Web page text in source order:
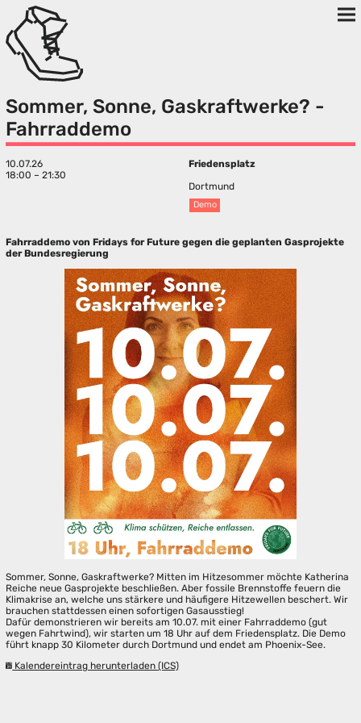
Sommer, Sonne, Gaskraftwerke? -
Fahrraddemo
10.07.26
18:00 – 21:30
Friedensplatz
Dortmund
Demo
Fahrraddemo von Fridays for Future gegen die geplanten Gasprojekte
der Bundesregierung
Sommer, Sonne, Gaskraftwerke? Mitten im Hitzesommer möchte Katherina
Reiche neue Gasprojekte beschließen. Aber fossile Brennstoffe feuern die
Klimakrise an, welche uns stärkere und häufigere Hitzewellen beschert. Wir
brauchen stattdessen einen sofortigen Gasausstieg!
Dafür demonstrieren wir bereits am 10.07. mit einer Fahrraddemo (gut
wegen Fahrtwind), wir starten um 18 Uhr auf dem Friedensplatz. Die Demo
führt knapp 30 Kilometer durch Dortmund und endet am Phoenix-See.
Kalendereintrag herunterladen (ICS)